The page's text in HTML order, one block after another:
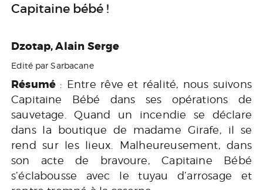
Capitaine bébé !
Dzotap, Alain Serge
Edité par Sarbacane
Résumé : Entre rêve et réalité, nous suivons
Capitaine Bébé dans ses opérations de
sauvetage. Quand un incendie se déclare
dans la boutique de madame Girafe, il se
rend sur les lieux. Malheureusement, dans
son acte de bravoure, Capitaine Bébé
s’éclabousse avec le tuyau d’arrosage et